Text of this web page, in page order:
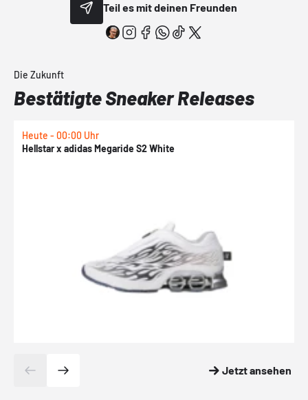
Teil es mit deinen Freunden
Die Zukunft
Bestätigte Sneaker Releases
Heute - 00:00 Uhr
Hellstar x adidas Megaride S2 White
Jetzt ansehen